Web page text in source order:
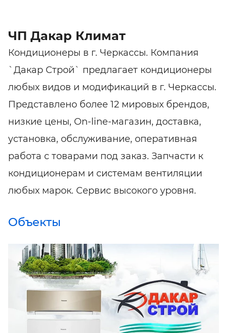
ЧП Дакар Климат
Кондиционеры в г. Черкассы. Компания
`Дакар Строй` предлагает кондиционеры
любых видов и модификаций в г. Черкассы.
Представлено более 12 мировых брендов,
низкие цены, On-line-магазин, доставка,
установка, обслуживание, оперативная
работа с товарами под заказ. Запчасти к
кондиционерам и системам вентиляции
любых марок. Сервис высокого уровня.
Объекты